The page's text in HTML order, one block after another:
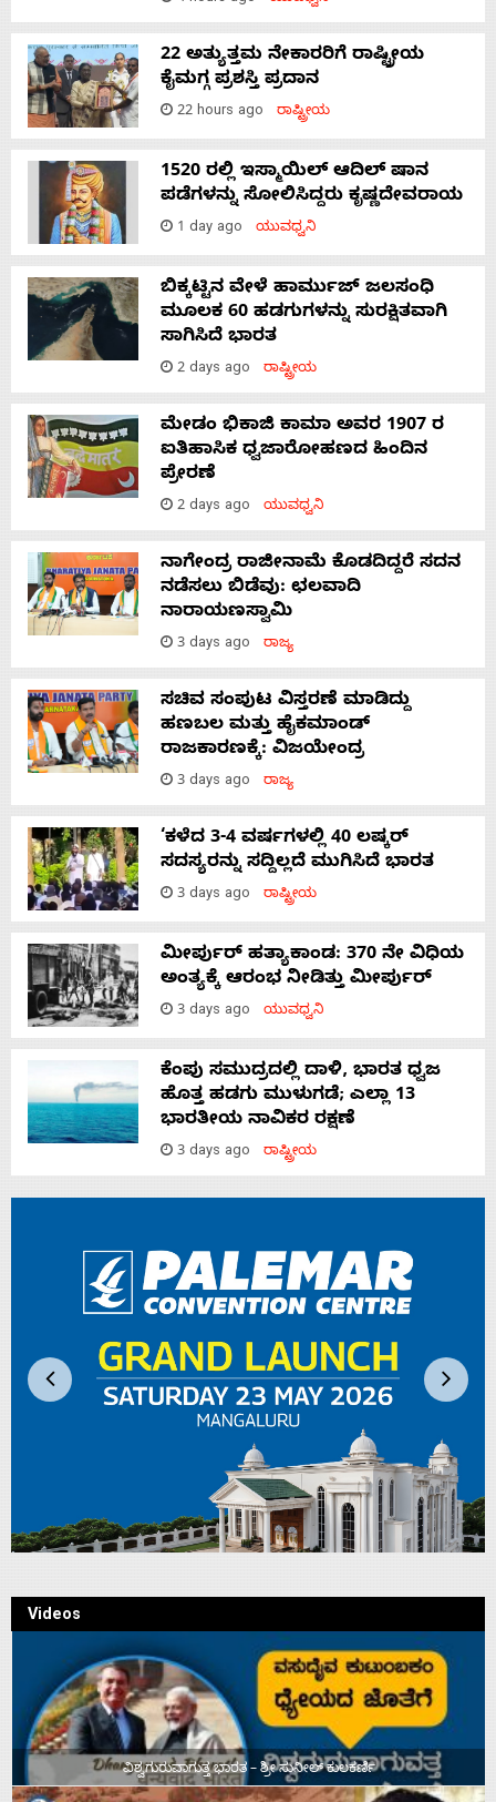
22 ಅತ್ಯುತ್ತಮ ನೇಕಾರರಿಗೆ ರಾಷ್ಟ್ರೀಯ
ಕೈಮಗ್ಗ ಪ್ರಶಸ್ತಿ ಪ್ರದಾನ
22 hours ago ರಾಷ್ಟ್ರೀಯ
1520 ರಲ್ಲಿ ಇಸ್ಮಾಯಿಲ್ ಆದಿಲ್ ಷಾನ
ಪಡೆಗಳನ್ನು ಸೋಲಿಸಿದ್ದರು ಕೃಷ್ಣದೇವರಾಯ
1 day ago ಯುವಧ್ವನಿ
ಬಿಕ್ಕಟ್ಟಿನ ವೇಳೆ ಹಾರ್ಮುಜ್ ಜಲಸಂಧಿ
ಮೂಲಕ 60 ಹಡಗುಗಳನ್ನು ಸುರಕ್ಷಿತವಾಗಿ
ಸಾಗಿಸಿದೆ ಭಾರತ
2 days ago ರಾಷ್ಟ್ರೀಯ
ಮೇಡಂ ಭಿಕಾಜಿ ಕಾಮಾ ಅವರ 1907 ರ
ಐತಿಹಾಸಿಕ ಧ್ವಜಾರೋಹಣದ ಹಿಂದಿನ
ಪ್ರೇರಣೆ
2 days ago ಯುವಧ್ವನಿ
ನಾಗೇಂದ್ರ ರಾಜೀನಾಮೆ ಕೊಡದಿದ್ದರೆ ಸದನ
ನಡೆಸಲು ಬಿಡೆವು: ಛಲವಾದಿ
ನಾರಾಯಣಸ್ವಾಮಿ
3 days ago ರಾಜ್ಯ
ಸಚಿವ ಸಂಪುಟ ವಿಸ್ತರಣೆ ಮಾಡಿದ್ದು
ಹಣಬಲ ಮತ್ತು ಹೈಕಮಾಂಡ್
ರಾಜಕಾರಣಕ್ಕೆ: ವಿಜಯೇಂದ್ರ
3 days ago ರಾಜ್ಯ
‘ಕಳೆದ 3-4 ವರ್ಷಗಳಲ್ಲಿ 40 ಲಷ್ಕರ್
ಸದಸ್ಯರನ್ನು ಸದ್ದಿಲ್ಲದೆ ಮುಗಿಸಿದೆ ಭಾರತ
3 days ago ರಾಷ್ಟ್ರೀಯ
ಮೀರ್ಪುರ್ ಹತ್ಯಾಕಾಂಡ: 370 ನೇ ವಿಧಿಯ
ಅಂತ್ಯಕ್ಕೆ ಆರಂಭ ನೀಡಿತ್ತು ಮೀರ್ಪುರ್
3 days ago ಯುವಧ್ವನಿ
ಕೆಂಪು ಸಮುದ್ರದಲ್ಲಿ ದಾಳಿ, ಭಾರತ ಧ್ವಜ
ಹೊತ್ತ ಹಡಗು ಮುಳುಗಡೆ; ಎಲ್ಲಾ 13
ಭಾರತೀಯ ನಾವಿಕರ ರಕ್ಷಣೆ
3 days ago ರಾಷ್ಟ್ರೀಯ
Videos
ವಿಶ್ವಗುರುವಾಗುತ್ತ ಭಾರತ – ಶ್ರೀ ಸುನೀಲ್‌ ಕುಲಕರ್ಣಿ